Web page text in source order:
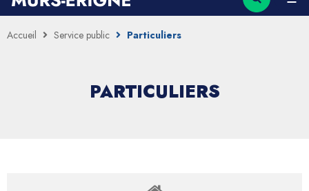
Accueil Service public Particuliers
PARTICULIERS